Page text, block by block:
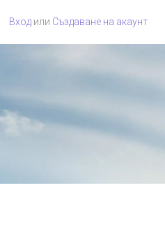
Вход или Създаване на акаунт